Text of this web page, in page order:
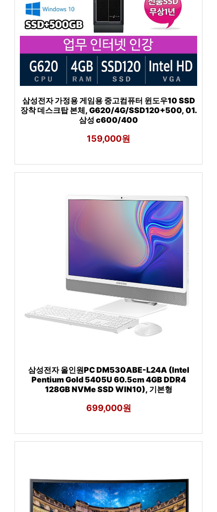
삼성전자 가정용 게임용 중고컴퓨터 윈도우10 SSD
장착 데스크탑 본체, G620/4G/SSD120+500, 01.
삼성 c600/400
159,000원
삼성전자 올인원PC DM530ABE-L24A (Intel
Pentium Gold 5405U 60.5cm 4GB DDR4
128GB NVMe SSD WIN10), 기본형
699,000원